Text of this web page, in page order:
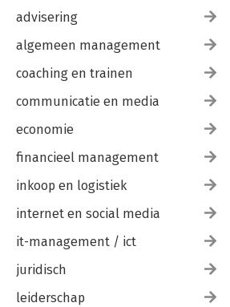
advisering
algemeen management
coaching en trainen
communicatie en media
economie
financieel management
inkoop en logistiek
internet en social media
it-management / ict
juridisch
leiderschap